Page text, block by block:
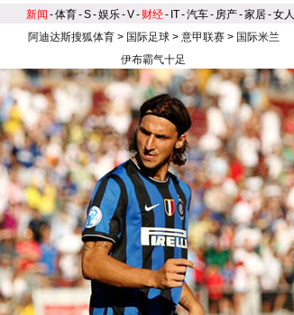
新闻 -体育-S-娱乐-V- 财经- IT-汽车- 房产-家居-女人
阿迪达斯搜狐体育> 国际足球> 意甲联赛> 国际米兰
伊布霸气十足